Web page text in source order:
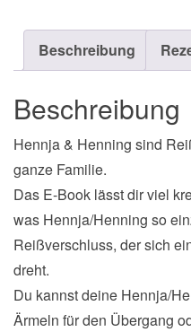
Beschreibung
Beschreibung
Hennja & Henning sind
ganze Familie.
Das E-Book lässt dir viel
was Hennja/Henning so
Reißverschluss, der sich
dreht.
Du kannst deine Hennja/
Ärmeln für den Übergang